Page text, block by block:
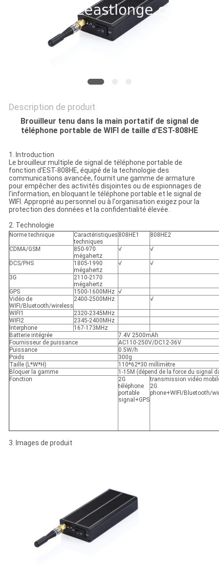
Description de produit
Brouilleur tenu dans la main portatif de signal de
téléphone portable de WIFI de taille d'EST-808HE
1. Introduction
Le brouilleur multiple de signal de téléphone portable de
fonction d'EST-808HE, équipé de la technologie des
communications avancée, fournit une gamme de armature
pour empêcher des activités disjointes ou de espionnages de
l'information, en bloquant le téléphone portable et le signal de
WIFI. Approprié au personnel ou à l'organisation exigez pour la
protection des données et la confidentialité élevée.
2. Technologie
Norme technique
Caractéristiques
techniques
808HE1 808HE2
CDMA/GSM
850-970
mégahertz
√ √
DCS/PHS
1805-1990
mégahertz
√ √
3G
2110-2170
mégahertz
GPS
1500-1600MHz √
Vidéo de
WIFI/Bluetooth/wireless
2400-2500MHz √
WIFI1
2320-2345MHz
WIFI2
2345-2400MHz
Interphone
167-173MHz
Batterie intégrée
7.4V 2500mAh
Fournisseur de puissance
AC110-250V/DC12-36V
Puissance
0.5W/h
Poids
300g
Taille (L*W*H)
110*62*30 millimètre
Bloquer la gamme
1-15M (dépend de la force du signal
Fonction
2G
téléphone
portable
signal+GPS
transmission vidéo
2G
phone+WIFI/Bluetooth/
3. Images de produit